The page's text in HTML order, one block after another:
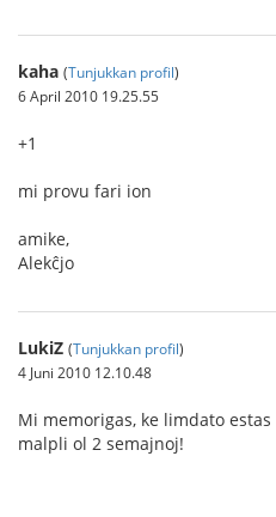
kaha (Tunjukkan profil)
6 April 2010 19.25.55
+1
mi provu fari ion
amike,
Alekĉjo
LukiZ (Tunjukkan profil)
4 Juni 2010 12.10.48
Mi memorigas, ke limdato estas
malpli ol 2 semajnoj!